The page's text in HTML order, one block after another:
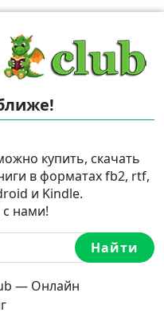
купить, скачать
в форматах fb2, rtf,
и Kindle.
с нами!
Найти
— Онлайн